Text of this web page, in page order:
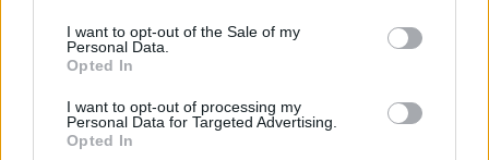
I want to opt-out of the Sale of my
Personal Data.
Opted In
I want to opt-out of processing my
Personal Data for Targeted Advertising.
Opted In
Η φαρμακευτική προσέγγιση περιλαμβάνει την
GABAεργικούς υποδοχείς (διαζεπάμη, λοραζεπάμη)
και μπακλοφαίνης η οποία μπορεί να χορηγείται